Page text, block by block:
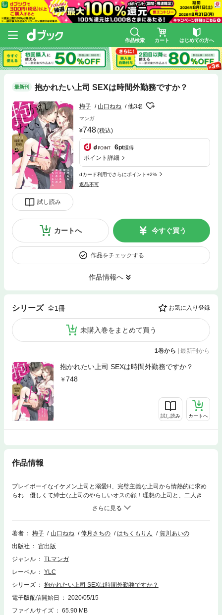
作品検索 カート はじめての方へ
最新刊 抱かれたい上司 SEXは時間外勤務ですか？
試し読み
梅子 山口ねね 他3名
マンガ
748(税込)
6pt獲得
ポイント詳細
dカード利用でさらにポイント+2%
返品不可
カートへ 今すぐ買う
作品をチェックする
作品情報へ
シリーズ 全1冊 お気に入り登録
未購入巻をまとめて買う
1巻から | 最新刊から
抱かれたい上司 SEXは時間外勤務ですか？
748
試し読み カートへ
作品情報
プレイボーイなイケメン上司と溺愛H、完璧主義な上司から情熱的に求め
られ…優しくて紳士な上司のやらしいオスの顔！理想の上司と、二人きり
の秘密のご指導！アンソロジー『駄目なペットの躾け方』（梅子）仕事中
は厳しくて、自信満々で、でも部下想いな一面に恋に落ちちゃう!?『ぼく
らのプロジェクトリーダー』（山口ねね）空気の読めない上司なはずが、
気づけば恋の術中にはまって…『恋するコンビニ。 ～寵愛の24時～』
ちゃう！『お見合い宣言!!』（はちくもりん）お見合いパーティーで苦手
な課長と遭遇!? なぜかぐいぐい迫ってこられて…『社内蜜愛』（賀川あい
著者 梅子 山口ねね 倖月さちの はちくもりん
賀川あいの
出版社
宙出版
ジャンル
TLマンガ
レーベル
YLC
シリーズ
抱かれたい上司 SEXは時間外勤務ですか？
電子版配信開始日
2020/05/15
ファイルサイズ
65.90 MB